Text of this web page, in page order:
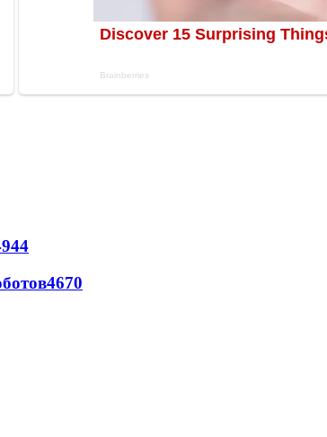
4670